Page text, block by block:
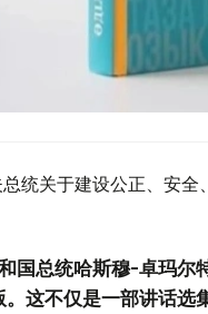
统关于建设公正、安
国总统哈斯穆-卓玛
。这不仅是一部讲话选